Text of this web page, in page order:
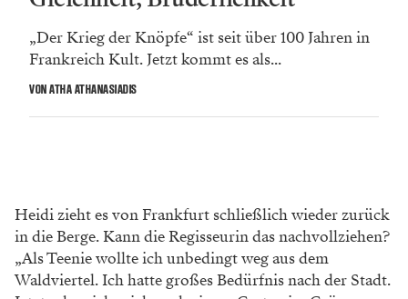
„Der Krieg der Knöpfe“ ist seit über 100 Jahren in
Frankreich Kult. Jetzt kommt es als...
VON ATHA ATHANASIADIS
Heidi zieht es von Frankfurt schließlich wieder zurück
in die Berge. Kann die Regisseurin das nachvollziehen?
„Als Teenie wollte ich unbedingt weg aus dem
Waldviertel. Ich hatte großes Bedürfnis nach der Stadt.